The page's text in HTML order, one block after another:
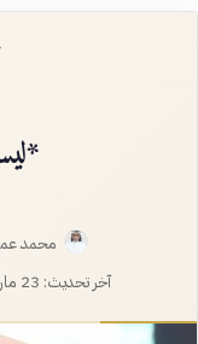
محمد
آخر تحديث: 23 مارس، 2026